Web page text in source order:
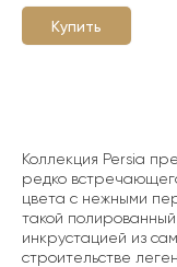
Купить
Коллекция Persia
редко
цвета с нежными
такой
инкрустацией из
строительстве